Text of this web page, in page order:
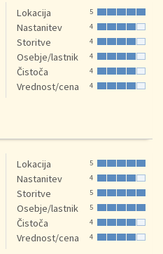
Lokacija 5
Nastanitev 4
Storitve 4
Osebje/lastnik 4
Čistoča 4
Vrednost/cena 4
Lokacija 5
Nastanitev 4
Storitve 5
Osebje/lastnik 5
Čistoča 4
Vrednost/cena 4